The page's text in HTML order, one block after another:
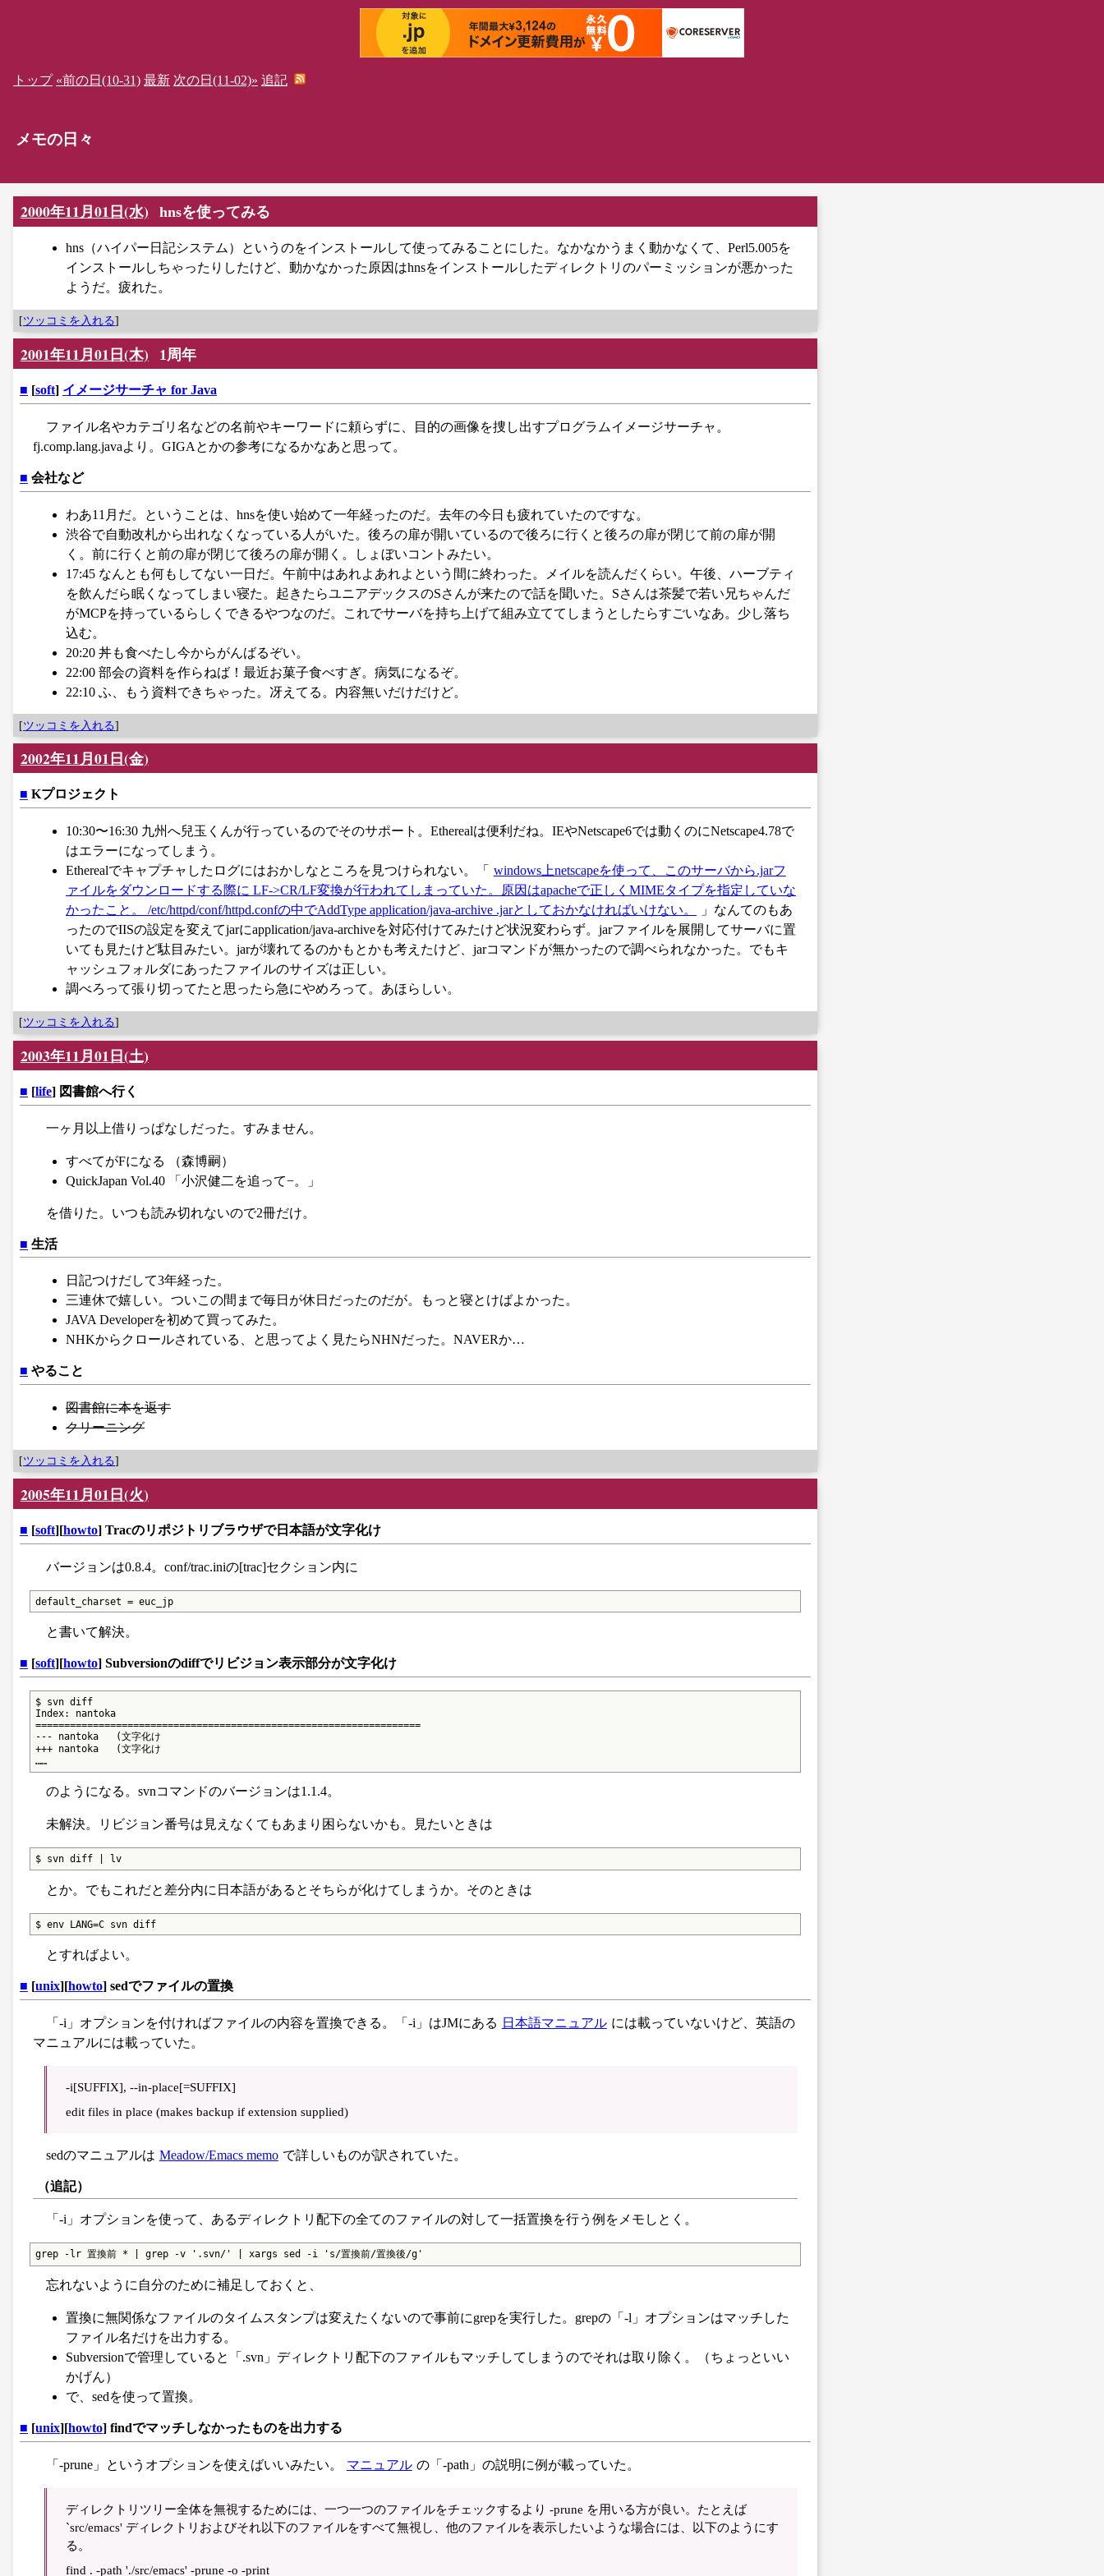
トップ «前の日(10-31) 最新 次の日(11-02)» 追記
メモの日々
2000年11月01日(水) hnsを使ってみる
hns（ハイパー日記システム）というのをインストールして使ってみることにした。なかなかうまく動かなくて、Perl5.005を
インストールしちゃったりしたけど、動かなかった原因はhnsをインストールしたディレクトリのパーミッションが悪かった
ようだ。疲れた。
[ツッコミを入れる]
2001年11月01日(木) 1周年
■ [soft] イメージサーチャ for Java
ファイル名やカテゴリ名などの名前やキーワードに頼らずに、目的の画像を捜し出すプログラムイメージサーチャ。
fj.comp.lang.javaより。GIGAとかの参考になるかなあと思って。
■ 会社など
わあ11月だ。ということは、hnsを使い始めて一年経ったのだ。去年の今日も疲れていたのですな。
渋谷で自動改札から出れなくなっている人がいた。後ろの扉が開いているので後ろに行くと後ろの扉が閉じて前の扉が開
く。前に行くと前の扉が閉じて後ろの扉が開く。しょぼいコントみたい。
17:45 なんとも何もしてない一日だ。午前中はあれよあれよという間に終わった。メイルを読んだくらい。午後、ハーブティ
を飲んだら眠くなってしまい寝た。起きたらユニアデックスのSさんが来たので話を聞いた。Sさんは茶髪で若い兄ちゃんだ
がMCPを持っているらしくできるやつなのだ。これでサーバを持ち上げて組み立ててしまうとしたらすごいなあ。少し落ち
込む。
20:20 丼も食べたし今からがんばるぞい。
22:00 部会の資料を作らねば！最近お菓子食べすぎ。病気になるぞ。
22:10 ふ、もう資料できちゃった。冴えてる。内容無いだけだけど。
[ツッコミを入れる]
2002年11月01日(金)
■ Kプロジェクト
10:30〜16:30 九州へ兒玉くんが行っているのでそのサポート。Etherealは便利だね。IEやNetscape6では動くのにNetscape4.78で
はエラーになってしまう。
Etherealでキャプチャしたログにはおかしなところを見つけられない。「
windows上netscapeを使って、このサーバから.jarフ
ァイルをダウンロードする際に LF->CR/LF変換が行われてしまっていた。原因はapacheで正しくMIMEタイプを指定していな
かったこと。 /etc/httpd/conf/httpd.confの中でAddType application/java-archive .jarとしておかなければいけない。
」なんてのもあ
ったのでIISの設定を変えてjarにapplication/java-archiveを対応付けてみたけど状況変わらず。jarファイルを展開してサーバに置
いても見たけど駄目みたい。jarが壊れてるのかもとかも考えたけど、jarコマンドが無かったので調べられなかった。でもキ
ャッシュフォルダにあったファイルのサイズは正しい。
調べろって張り切ってたと思ったら急にやめろって。あほらしい。
[ツッコミを入れる]
2003年11月01日(土)
■ [life] 図書館へ行く
一ヶ月以上借りっぱなしだった。すみません。
すべてがFになる （森博嗣）
QuickJapan Vol.40 「小沢健二を追って−。」
を借りた。いつも読み切れないので2冊だけ。
■ 生活
日記つけだして3年経った。
三連休で嬉しい。ついこの間まで毎日が休日だったのだが。もっと寝とけばよかった。
JAVA Developerを初めて買ってみた。
NHKからクロールされている、と思ってよく見たらNHNだった。NAVERか…
■ やること
図書館に本を返す
クリーニング
[ツッコミを入れる]
2005年11月01日(火)
■ [soft][howto] Tracのリポジトリブラウザで日本語が文字化け
バージョンは0.8.4。conf/trac.iniの[trac]セクション内に
default_charset = euc_jp
と書いて解決。
■ [soft][howto] Subversionのdiffでリビジョン表示部分が文字化け
$ svn diff
Index: nantoka
===================================================================
--- nantoka   (文字化け
+++ nantoka   (文字化け
……
のようになる。svnコマンドのバージョンは1.1.4。
未解決。リビジョン番号は見えなくてもあまり困らないかも。見たいときは
$ svn diff | lv
とか。でもこれだと差分内に日本語があるとそちらが化けてしまうか。そのときは
$ env LANG=C svn diff
とすればよい。
■ [unix][howto] sedでファイルの置換
「-i」オプションを付ければファイルの内容を置換できる。「-i」はJMにある 日本語マニュアル には載っていないけど、英語の
マニュアルには載っていた。
-i[SUFFIX], --in-place[=SUFFIX]
edit files in place (makes backup if extension supplied)
sedのマニュアルは Meadow/Emacs memo で詳しいものが訳されていた。
（追記）
「-i」オプションを使って、あるディレクトリ配下の全てのファイルの対して一括置換を行う例をメモしとく。
grep -lr 置換前 * | grep -v '.svn/' | xargs sed -i 's/置換前/置換後/g'
忘れないように自分のために補足しておくと、
置換に無関係なファイルのタイムスタンプは変えたくないので事前にgrepを実行した。grepの「-l」オプションはマッチした
ファイル名だけを出力する。
Subversionで管理していると「.svn」ディレクトリ配下のファイルもマッチしてしまうのでそれは取り除く。（ちょっといい
かげん）
で、sedを使って置換。
■ [unix][howto] findでマッチしなかったものを出力する
「-prune」というオプションを使えばいいみたい。 マニュアル の「-path」の説明に例が載っていた。
ディレクトリツリー全体を無視するためには、一つ一つのファイルをチェックするより -prune を用いる方が良い。たとえば
`src/emacs' ディレクトリおよびそれ以下のファイルをすべて無視し、他のファイルを表示したいような場合には、以下のようにす
る。
find . -path './src/emacs' -prune -o -print